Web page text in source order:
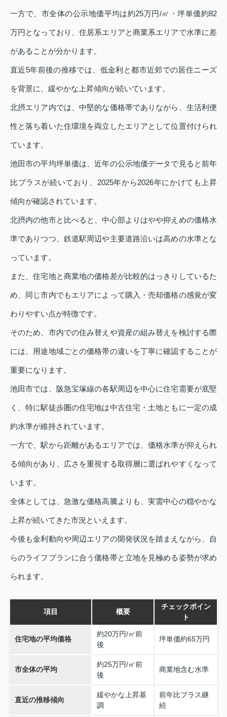
一方で、市全体の公示地価平均は約25万円/㎡・坪単価約82
万円となっており、住居系エリアと商業系エリアで水準に差
があることが分かります。
直近5年前後の推移では、低金利と都市近郊での居住ニーズ
を背景に、緩やかな上昇傾向が続いています。
北摂エリア内では、中堅的な価格帯でありながら、生活利便
性と落ち着いた住環境を両立したエリアとして位置付けられ
ています。
池田市の平均坪単価は、近年の公示地価データで見ると前年
比プラスが続いており、2025年から2026年にかけても上昇
傾向が確認されています。
北摂内の他市と比べると、中心部よりはやや抑えめの価格水
準でありつつ、鉄道駅周辺や主要道路沿いは高めの水準とな
っています。
また、住宅地と商業地の価格差が比較的はっきりしているた
め、同じ市内でもエリアによって購入・売却価格の感覚が変
わりやすい点が特徴です。
そのため、市内での住み替えや資産の組み替えを検討する際
には、用途地域ごとの価格帯の違いを丁寧に確認することが
重要になります。
池田市では、阪急宝塚線の各駅周辺を中心に住宅需要が底堅
く、特に駅徒歩圏の住宅地は中古住宅・土地ともに一定の成
約水準が維持されています。
一方で、駅から距離があるエリアでは、価格水準が抑えられ
る傾向があり、広さを重視する取得層に選ばれやすくなって
います。
全体としては、急激な価格高騰よりも、実需中心の穏やかな
上昇が続いてきた市況といえます。
今後も金利動向や周辺エリアの開発状況を踏まえながら、自
らのライフプランに合う価格帯と立地を見極める姿勢が求め
られます。
項目 概要
チェックポイン
ト
住宅地の平均価格
約20万円/㎡前
後
坪単価約65万円
市全体の平均
約25万円/㎡前
後
商業地含む水準
直近の推移傾向
緩やかな上昇基
調
前年比プラス継
続